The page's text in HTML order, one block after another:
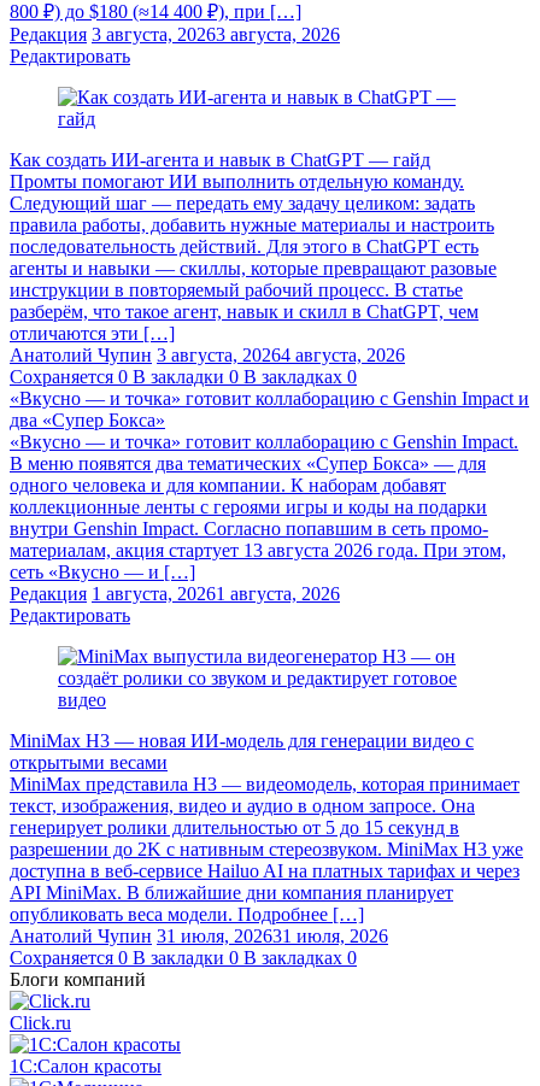
800 ₽) до $180 (≈14 400 ₽), при […]
Редакция 3 августа, 20263 августа, 2026
Редактировать
Как создать ИИ-агента и навык в ChatGPT — гайд
Промты помогают ИИ выполнить отдельную команду.
Следующий шаг — передать ему задачу целиком: задать
правила работы, добавить нужные материалы и настроить
последовательность действий. Для этого в ChatGPT есть
агенты и навыки — скиллы, которые превращают разовые
инструкции в повторяемый рабочий процесс. В статье
разберём, что такое агент, навык и скилл в ChatGPT, чем
отличаются эти […]
Анатолий Чупин 3 августа, 20264 августа, 2026
Сохраняется 0 В закладки 0 В закладках 0
«Вкусно — и точка» готовит коллаборацию с Genshin Impact и
два «Супер Бокса»
«Вкусно — и точка» готовит коллаборацию с Genshin Impact.
В меню появятся два тематических «Супер Бокса» — для
одного человека и для компании. К наборам добавят
коллекционные ленты с героями игры и коды на подарки
внутри Genshin Impact. Согласно попавшим в сеть промо-
материалам, акция стартует 13 августа 2026 года. При этом,
сеть «Вкусно — и […]
Редакция 1 августа, 20261 августа, 2026
Редактировать
MiniMax H3 — новая ИИ-модель для генерации видео с
открытыми весами
MiniMax представила H3 — видеомодель, которая принимает
текст, изображения, видео и аудио в одном запросе. Она
генерирует ролики длительностью от 5 до 15 секунд в
разрешении до 2K с нативным стереозвуком. MiniMax H3 уже
доступна в веб-сервисе Hailuo AI на платных тарифах и через
API MiniMax. В ближайшие дни компания планирует
опубликовать веса модели. Подробнее […]
Анатолий Чупин 31 июля, 202631 июля, 2026
Сохраняется 0 В закладки 0 В закладках 0
Блоги компаний
Click.ru
1С:Салон красоты